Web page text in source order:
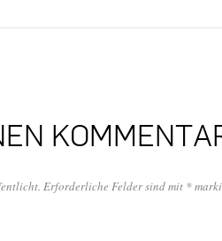
Erforderliche Felder sind mit *